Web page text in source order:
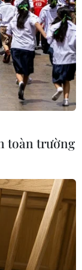
dân Triều
hoạch hành
quân đội trở
toàn trường